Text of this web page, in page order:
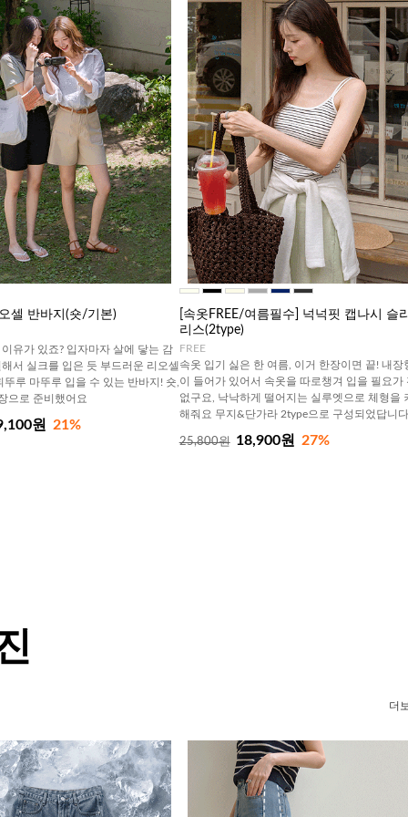
셀 반바지(숏/기본)
유가 있죠? 입자마자 살에 닿는 감
서 실크를 입은 듯 부드러운 리오셀
루 마뚜루 입을 수 있는 반바지! 숏,
으로 준비했어요
원 21%
[속옷FREE/여름필수] 넉넉핏 캡나시 슬
리스(2type)
FREE
속옷 입기 싫은 한 여름, 이거 한장이면 끝! 내장
이 들어가 있어서 속옷을 따로챙겨 입을 필요가
없구요, 낙낙하게 떨어지는 실루엣으로 체형을
해줘요 무지&단가라 2type으로 구성되었답니다
25,800원 18,900원 27%
더